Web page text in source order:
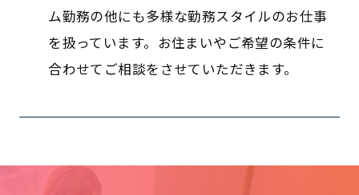
ム勤務の他にも多様な勤務スタイルのお仕事
を扱っています。お住まいやご希望の条件に
合わせてご相談をさせていただきます。